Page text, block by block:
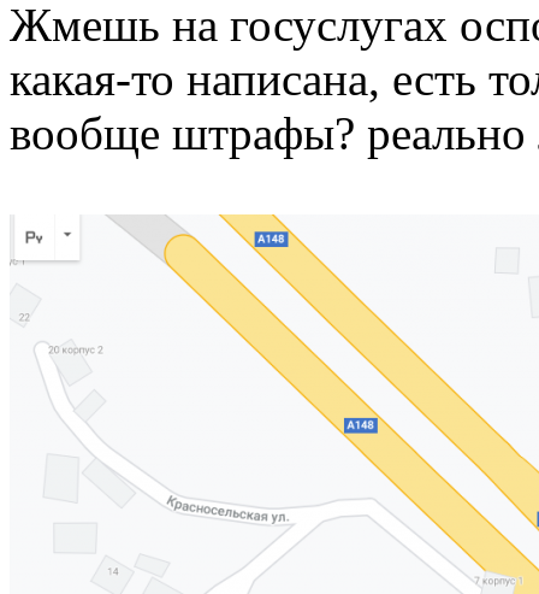
Жмешь на госуслугах
какая-то написана, есть
вообще штрафы? реально